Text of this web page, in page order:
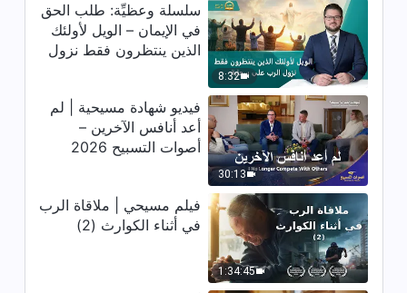
40:50
وماكرون ومخادعون (الجزء الأول)
(القسم الأول)
1:16:26
كلمة الله – البند السابع: إنهم أشرارٌ
وماكرون ومخادعون (الجزء الأول)
(القسم الثاني)
48:16
كلمة الله – البند السابع: إنهم أشرارٌ
وماكرون ومخادعون (الجزء الأول)
(القسم الثالث)
كلمة الله – البند السابع: إنهم أشرارٌ
8:32
سلسلة وعظيِّة: طلب الحق
في الإيمان – الويل لأولئك
الذين ينتظرون فقط نزول
30:13
فيديو شهادة مسيحية | لم
أعد أنافس الآخرين –
أصوات التسبيح 2026
1:34:45
فيلم مسيحي | ملاقاة الرب
في أثناء الكوارث (2)